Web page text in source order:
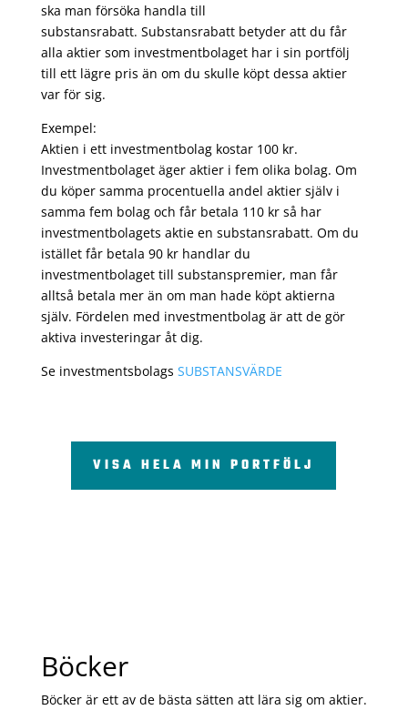
ska man försöka handla till
substansrabatt. Substansrabatt betyder att du får
alla aktier som investmentbolaget har i sin portfölj
till ett lägre pris än om du skulle köpt dessa aktier
var för sig.
Exempel:
Aktien i ett investmentbolag kostar 100 kr.
Investmentbolaget äger aktier i fem olika bolag. Om
du köper samma procentuella andel aktier själv i
samma fem bolag och får betala 110 kr så har
investmentbolagets aktie en substansrabatt. Om du
istället får betala 90 kr handlar du
investmentbolaget till substanspremier, man får
alltså betala mer än om man hade köpt aktierna
själv. Fördelen med investmentbolag är att de gör
aktiva investeringar åt dig.
Se investmentsbolags SUBSTANSVÄRDE
VISA HELA MIN PORTFÖLJ
Böcker
Böcker är ett av de bästa sätten att lära sig om aktier.